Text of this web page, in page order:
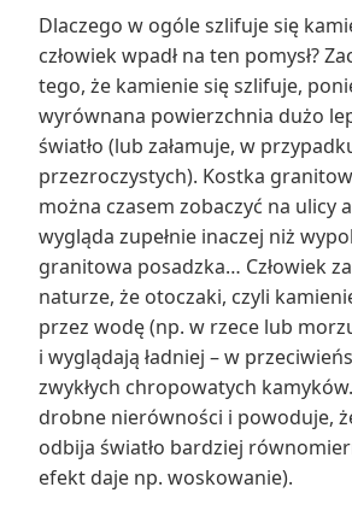
Dlaczego w ogóle szlifuje się
człowiek wpadł na ten pomysł?
tego, że kamienie się szlifuje,
wyrównana powierzchnia dużo
światło (lub załamuje, w
przezroczystych). Kostka
można czasem zobaczyć na ulicy
wygląda zupełnie inaczej niż
granitowa posadzka… Człowiek
naturze, że otoczaki, czyli
przez wodę (np. w rzece lub
i wyglądają ładniej – w
zwykłych chropowatych
drobne nierówności i powoduje,
odbija światło bardziej
efekt daje np. woskowanie).